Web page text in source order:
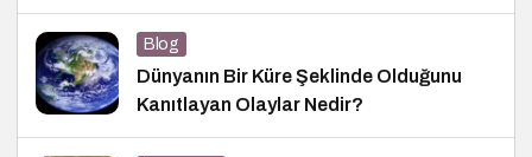
Blog
Dünyanın Bir Küre Şeklinde Olduğunu
Kanıtlayan Olaylar Nedir?